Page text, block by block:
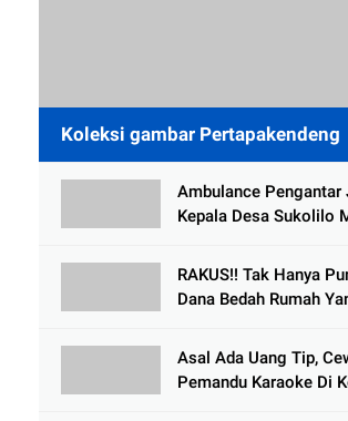
Koleksi gambar Pertapakendeng
Ambulance Pengantar
Kepala Desa Sukolilo
Meninggal Dunia
RAKUS!! Tak Hanya
Dana Bedah Rumah
Tlogowungu, di Duga
Selewengkan Bantuan
Asal Ada Uang Tip,
Pemandu Karaoke Di